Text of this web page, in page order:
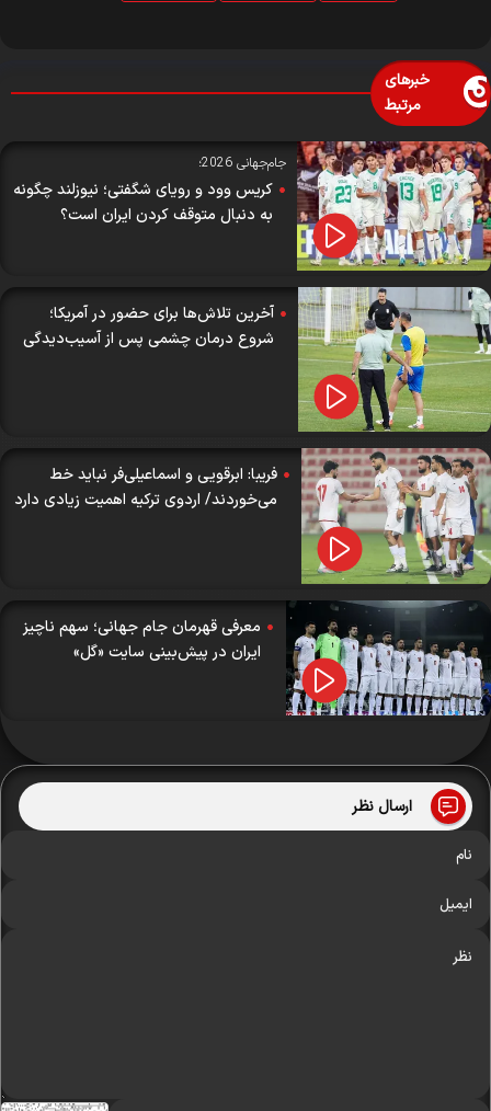
خبرهای
مرتبط
جام‌جهانی 2026؛
کریس وود و رویای شگفتی؛ نیوزلند چگونه
به دنبال متوقف کردن ایران است؟
آخرین تلاش‌‌ها برای حضور در آمریکا؛
شروع درمان چشمی پس از آسیب‌دیدگی
فریبا: ابرقویی و اسماعیلی‌فر نباید خط
می‌خوردند/ اردوی ترکیه اهمیت زیادی دارد
معرفی قهرمان جام جهانی؛ سهم ناچیز
ایران در پیش‌بینی سایت «گل»
ارسال نظر